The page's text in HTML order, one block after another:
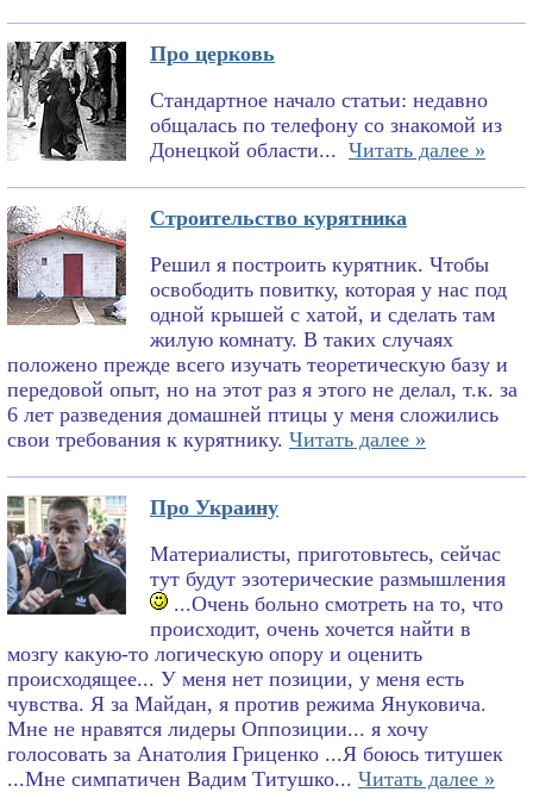
Про церковь
Стандартное начало статьи: недавно
общалась по телефону со знакомой из
Донецкой области... Читать далее »
Строительство курятника
Решил я построить курятник. Чтобы
освободить повитку, которая у нас под
одной крышей с хатой, и сделать там
жилую комнату. В таких случаях
положено прежде всего изучать теоретическую базу и
передовой опыт, но на этот раз я этого не делал, т.к. за
6 лет разведения домашней птицы у меня сложились
свои требования к курятнику. Читать далее »
Про Украину
Материалисты, приготовьтесь, сейчас
тут будут эзотерические размышления
...Очень больно смотреть на то, что
происходит, очень хочется найти в
мозгу какую-то логическую опору и оценить
происходящее... У меня нет позиции, у меня есть
чувства. Я за Майдан, я против режима Януковича.
Мне не нравятся лидеры Оппозиции... я хочу
голосовать за Анатолия Гриценко ...Я боюсь титушек
...Мне симпатичен Вадим Титушко... Читать далее »